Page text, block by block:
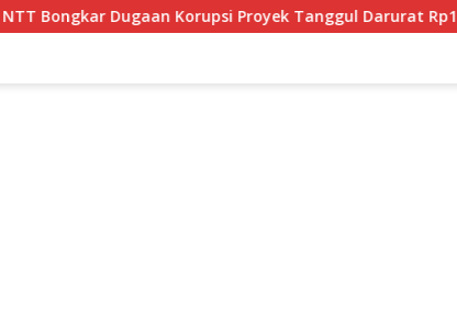
Proyek Tanggul Darurat Rp12 Miliar di Malaka